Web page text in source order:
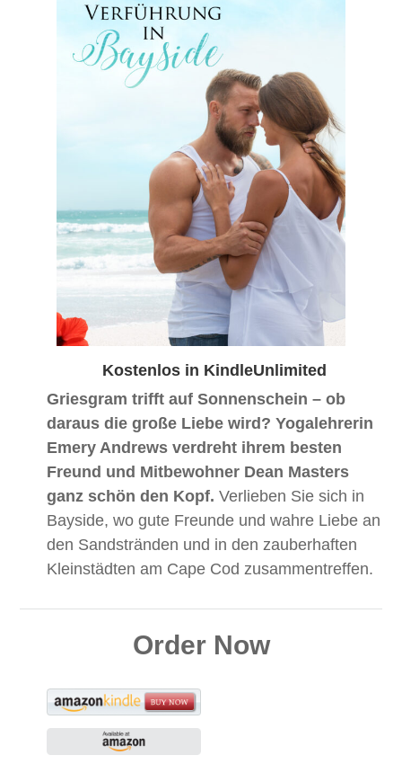
Kostenlos in KindleUnlimited
Griesgram trifft auf Sonnenschein – ob
daraus die große Liebe wird? Yogalehrerin
Emery Andrews verdreht ihrem besten
Freund und Mitbewohner Dean Masters
ganz schön den Kopf. Verlieben Sie sich in
Bayside, wo gute Freunde und wahre Liebe an
den Sandstränden und in den zauberhaften
Kleinstädten am Cape Cod zusammentreffen.
Order Now